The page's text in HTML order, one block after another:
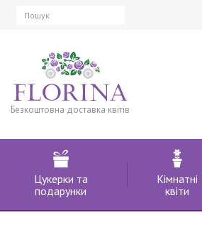
Безкоштовна доставка квітів
Цукерки та
подарунки
Кімнатні
квіти